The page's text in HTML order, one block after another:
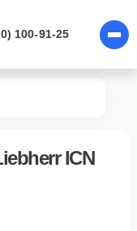
100-91-25
ICN